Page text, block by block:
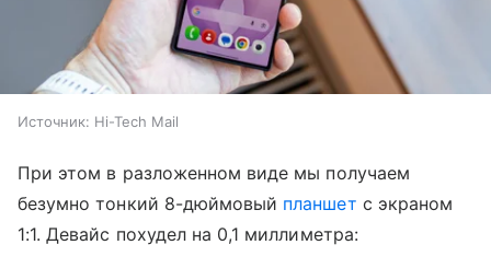
Источник: Hi-Tech Mail
При этом в разложенном виде мы получаем
безумно тонкий 8-дюймовый планшет с экраном
1:1. Девайс похудел на 0,1 миллиметра: